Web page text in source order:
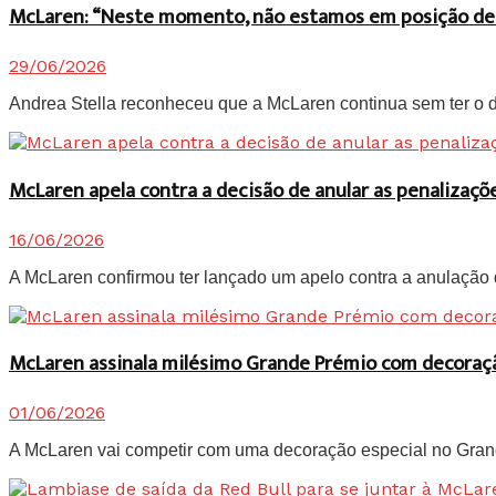
McLaren: “Neste momento, não estamos em posição
29/06/2026
Andrea Stella reconheceu que a McLaren continua sem ter
McLaren apela contra a decisão de anular as
16/06/2026
A McLaren confirmou ter lançado um apelo contra a
McLaren assinala milésimo Grande Prémio com
01/06/2026
A McLaren vai competir com uma decoração especial no